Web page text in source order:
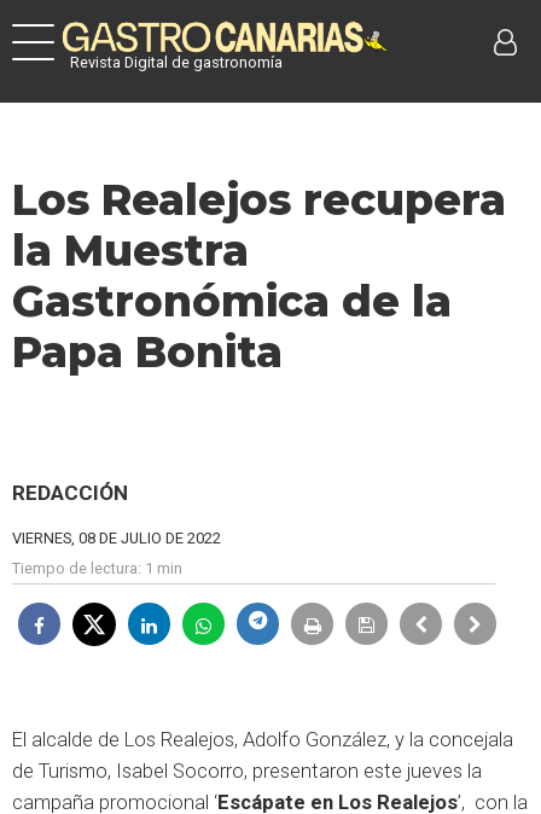
Revista Digital de gastronomía
Los Realejos recupera
la Muestra
Gastronómica de la
Papa Bonita
REDACCIÓN
VIERNES, 08 DE JULIO DE 2022
Tiempo de lectura: 1 min
El alcalde de Los Realejos, Adolfo González, y la concejala
de Turismo, Isabel Socorro, presentaron este jueves la
campaña promocional ‘Escápate en Los Realejos’, con la